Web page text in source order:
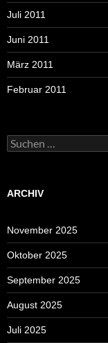
Juli 2011
Juni 2011
März 2011
Februar 2011
Suchen
nach:
ARCHIV
November 2025
Oktober 2025
September 2025
August 2025
Juli 2025